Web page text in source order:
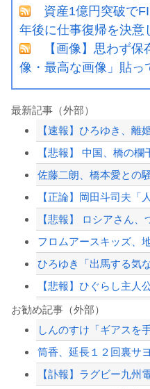
資産1億円突破で
年後に仕事復帰を決意
【画像】思わず
像・最高な画像」貼っ
最新記事（外部）
【速報】ひろゆき、離
お勧め記事（外部）
しんのすけ「ギアスを